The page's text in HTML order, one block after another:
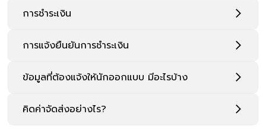
การชำระเงิน
การแจ้งยืนยันการชำระเงิน
ข้อมูลที่ต้องแจ้งให้นักออกแบบ มีอะไรบ้าง
คิดค่าจัดส่งอย่างไร?